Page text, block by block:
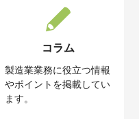
コラム
製造業業務に役立つ情報
やポイントを掲載してい
ます。